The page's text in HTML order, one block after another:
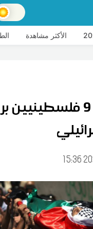
الأكثر مشاهدة
استشهاد 9